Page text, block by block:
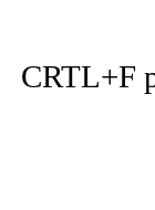
CRTL+F